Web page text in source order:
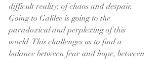
difficult reality, of chaos and despair.
Going to Galilee is going to the
paradoxical and perplexing of this
world. This challenges us to find a
balance between fear and hope, between